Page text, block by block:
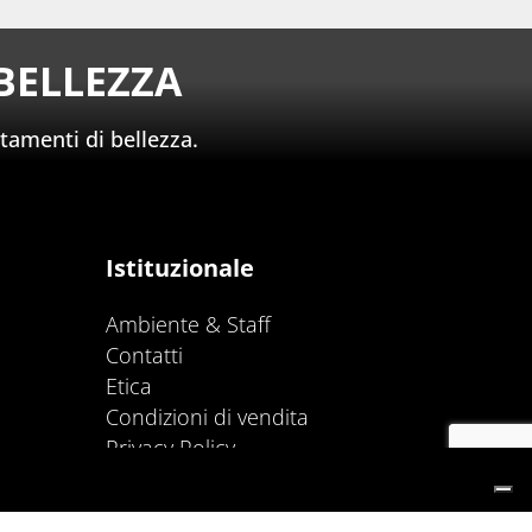
di bellezza.
Istituzionale
Ambiente & Staff
Contatti
Etica
Condizioni di vendita
Privacy Policy